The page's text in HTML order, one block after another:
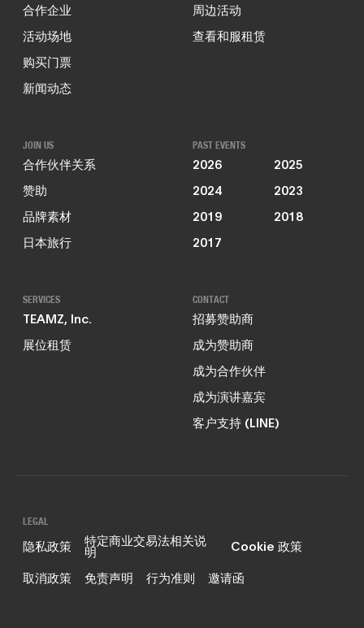
合作企业
活动场地
购买门票
新闻动态
周边活动
查看和服租赁
JOIN US
合作伙伴关系
赞助
品牌素材
日本旅行
PAST EVENTS
2026
2025
2024
2023
2019
2018
2017
SERVICES
TEAMZ, Inc.
展位租赁
CONTACT
招募赞助商
成为赞助商
成为合作伙伴
成为演讲嘉宾
客户支持 (LINE)
LEGAL
隐私政策 特定商业交易法相关说
明
Cookie 政策
取消政策
免责声明 行为准则 邀请函